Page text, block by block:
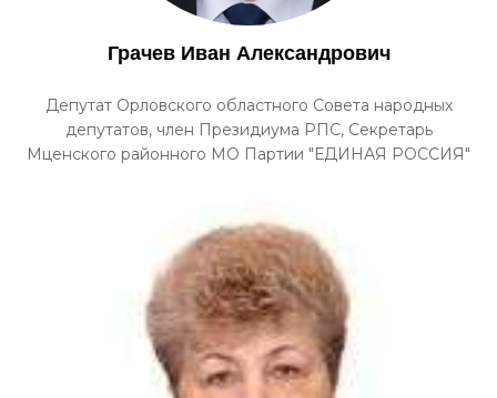
Грачев Иван Александрович
Депутат Орловского областного Совета народных
депутатов, член Президиума РПС, Секретарь
Мценского районного МО Партии "ЕДИНАЯ РОССИЯ"